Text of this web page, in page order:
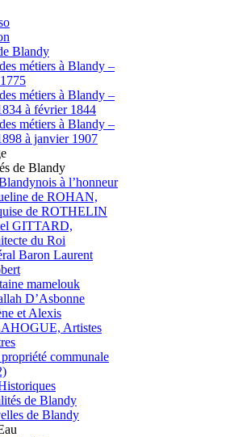
Blandy
métiers à Blandy –
métiers à Blandy –
à février 1844
métiers à Blandy –
à janvier 1907
de Blandy
à l’honneur
de ROHAN,
de ROTHELIN
GITTARD,
du Roi
Baron Laurent
mamelouk
D’Asbonne
et Alexis
Artistes
communale
de Blandy
de Blandy